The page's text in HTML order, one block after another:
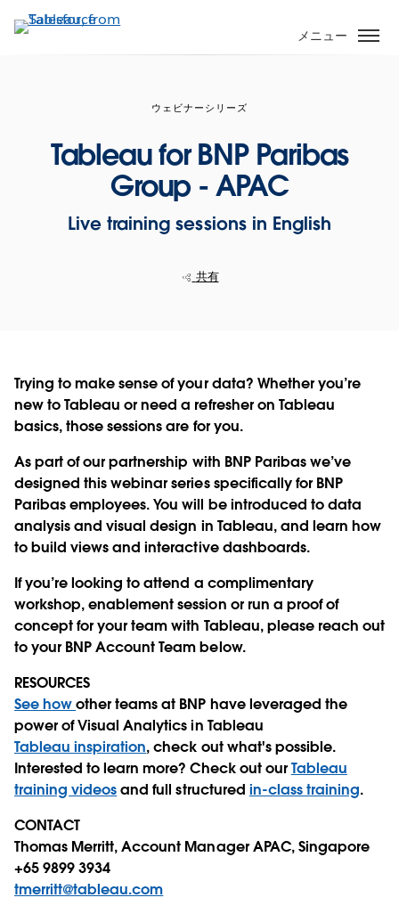
イ
メニュー
ウェビナーシリーズ
Tableau for BNP Paribas
Group - APAC
Live training sessions in English
共有
Trying to make sense of your data? Whether you’re
new to Tableau or need a refresher on Tableau
basics, those sessions are for you.
As part of our partnership with BNP Paribas we’ve
designed this webinar series specifically for BNP
Paribas employees. You will be introduced to data
analysis and visual design in Tableau, and learn how
to build views and interactive dashboards.
If you’re looking to attend a complimentary
workshop, enablement session or run a proof of
concept for your team with Tableau, please reach out
to your BNP Account Team below.
RESOURCES
See howother teams at BNP have leveraged the
power of Visual Analytics in Tableau
Tableau inspiration, check out what's possible.
Interested to learn more? Check out ourTableau
training videosand full structured in-class training.
CONTACT
Thomas Merritt, Account Manager APAC, Singapore
+65 9899 3934
tmerritt@tableau.com